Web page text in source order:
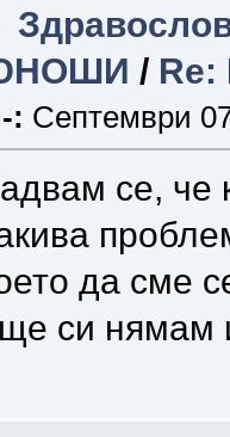
/ Re:
-: Септември
се, че
да сме
си нямам